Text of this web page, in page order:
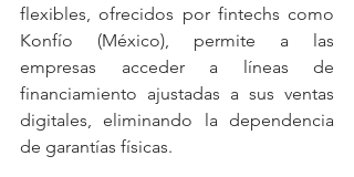
flexibles, ofrecidos por fintechs como
Konfío (México), permite a las
empresas acceder a líneas de
financiamiento ajustadas a sus ventas
digitales, eliminando la dependencia
de garantías físicas.